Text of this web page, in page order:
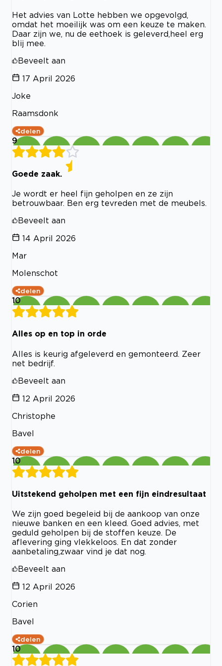
Het advies van Lotte hebben we opgevolgd,
omdat het moeilijk was om een keuze te maken.
Daar zijn we, nu de eethoek is geleverd,heel erg
blij mee.
Beveelt aan
17 April 2026
Joke
Raamsdonk
delen
9
Goede zaak.
Je wordt er heel fijn geholpen en ze zijn
betrouwbaar. Ben erg tevreden met de meubels.
Beveelt aan
14 April 2026
Mar
Molenschot
delen
10
Alles op en top in orde
Alles is keurig afgeleverd en gemonteerd. Zeer
net bedrijf.
Beveelt aan
12 April 2026
Christophe
Bavel
delen
10
Uitstekend geholpen met een fijn eindresultaat
We zijn goed begeleid bij de aankoop van onze
nieuwe banken en een kleed. Goed advies, met
geduld geholpen bij de stoffen keuze. De
aflevering ging vlekkeloos. En dat zonder
aanbetaling,zwaar vind je dat nog.
Beveelt aan
12 April 2026
Corien
Bavel
delen
10